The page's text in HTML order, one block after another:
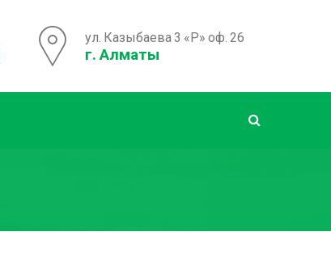
ул. Казыбаева 3 «Р» оф. 26
г. Алматы